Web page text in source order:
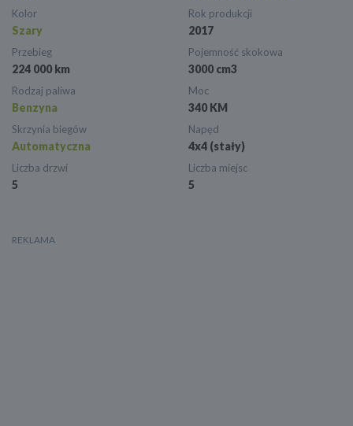
Kolor
Szary
Rok produkcji
2017
Przebieg
224 000 km
Pojemność skokowa
3000 cm3
Rodzaj paliwa
Benzyna
Moc
340 KM
Skrzynia biegów
Automatyczna
Napęd
4x4 (stały)
Liczba drzwi
5
Liczba miejsc
5